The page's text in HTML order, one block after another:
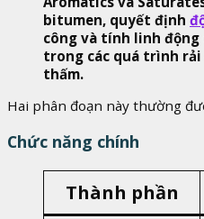
bitumen, quyết định
công và tính linh
trong các quá trình
thấm.
Hai phân đoạn này thường
Chức năng chính
Thành phần